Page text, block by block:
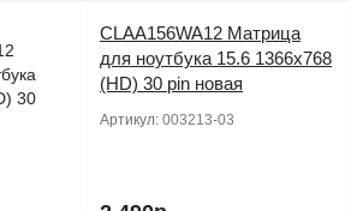
CLAA156WA12 Матрица
для ноутбука 15.6 1366x768
(HD) 30 pin новая
Артикул: 003213-03